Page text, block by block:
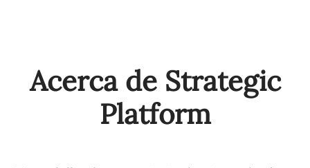
Acerca de Strategic
Platform